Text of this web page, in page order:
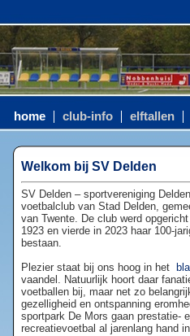
home club-info elftallen
Welkom bij SV Delden
SV Delden – sportvereniging
voetbalclub van Stad Delden,
van Twente. De club werd
1923 en vierde in 2023 haar 100-
bestaan.
Plezier staat bij ons hoog in het
vaandel. Natuurlijk hoort daar
voetballen bij, maar net zo
gezelligheid en ontspanning
sportpark De Mors gaan prestatie-
recreatievoetbal al jarenlang hand